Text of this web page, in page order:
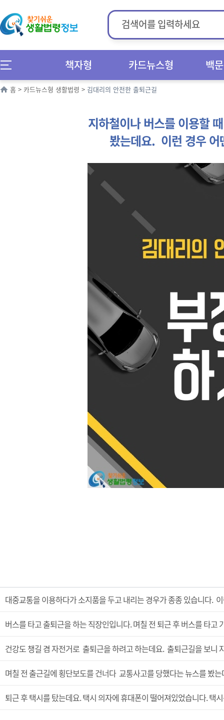
책자형 카드뉴스형 백
홈 > 카드뉴스형 생활법령 > 김대리의 안전한 출퇴근길
지하철이나 버스를 이용할
봤는데요. 이런 경우
대중교통을 이용하다가 소지품을 두고 내리는 경우가 종종 있습니다.
버스를 타고 출퇴근을 하는 직장인입니다. 며칠 전 퇴근 후 버스를 타
며칠 전 출근길에 횡단보도를 건너다 교통사고를 당했다는 뉴스를 봤
퇴근 후 택시를 탔는데요. 택시 의자에 휴대폰이 떨어져있었습니다. 택